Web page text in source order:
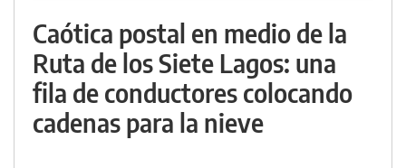
Caótica postal en medio de la
Ruta de los Siete Lagos: una
fila de conductores colocando
cadenas para la nieve